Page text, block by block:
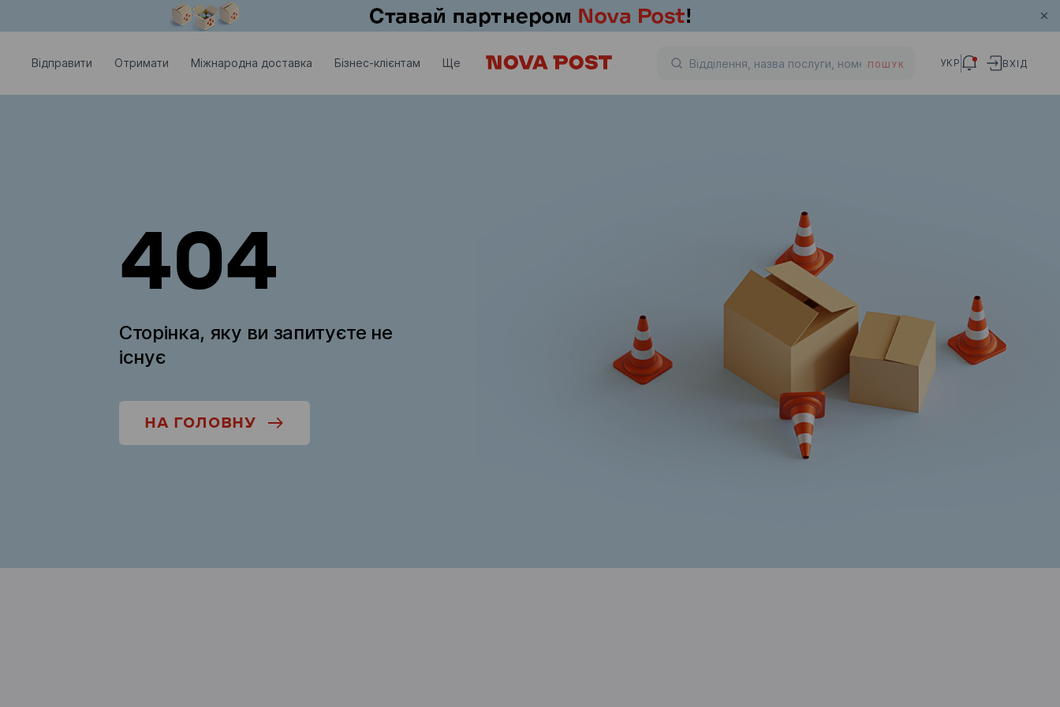
Відправити Отримати Міжнародна доставка Бізнес-клієнтам Ще ПОШУК УКР ВХІД
404
Сторінка, яку ви запитуєте не
існує
НА ГОЛОВНУ